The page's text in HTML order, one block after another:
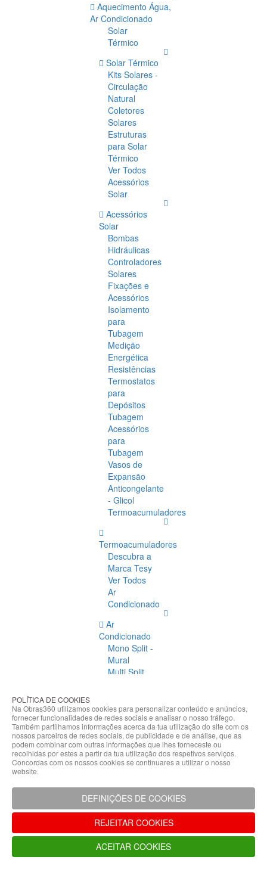
Aquecimento Água,
Ar Condicionado
Solar
Térmico
Solar Térmico
Kits Solares -
Circulação
Natural
Coletores
Solares
Estruturas
para Solar
Térmico
Ver Todos
Acessórios
Solar
Acessórios
Solar
Bombas
Hidráulicas
Controladores
Solares
Fixações e
Acessórios
Isolamento
para
Tubagem
Medição
Energética
Resistências
Termostatos
para
Depósitos
Tubagem
Acessórios
para
Tubagem
Vasos de
Expansão
Anticongelante
- Glicol
Termoacumuladores
Termoacumuladores
Descubra a
Marca Tesy
Ver Todos
Ar
Condicionado
Ar
Condicionado
Mono Split -
Mural
Multi Split
Condicionado
Acessórios
Climatização
Acessórios
Climatização
Hidráulicas
Controladores
Fixações e
Acessórios
Isolamento
para
Tubagem
POLÍTICA DE COOKIES
Na Obras360 utilizamos cookies para personalizar conteúdo e anúncios,
fornecer funcionalidades de redes sociais e analisar o nosso tráfego.
Também partilhamos informações acerca da tua utilização do site com os
nossos parceiros de redes sociais, de publicidade e de análise, que as
podem combinar com outras informações que lhes forneceste ou
recolhidas por estes a partir da tua utilização dos respetivos serviços.
Concordas com os nossos cookies se continuares a utilizar o nosso
website.
DEFINIÇÕES DE COOKIES
REJEITAR COOKIES
ACEITAR COOKIES